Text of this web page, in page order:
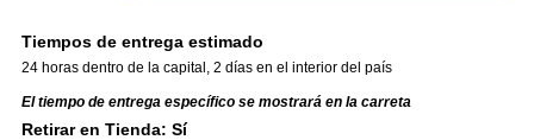
Tiempos de entrega estimado
24 horas dentro de la capital 2 días en el interior del país
El tiempo de entrega específico se mostrará en la carreta
Retirar en Tienda: Sí